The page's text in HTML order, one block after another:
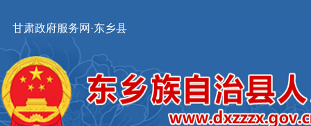
甘肃政府服务网·东乡县